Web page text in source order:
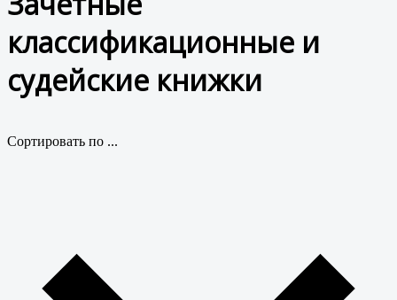
классификационные и
судейские книжки
Сортировать по ...